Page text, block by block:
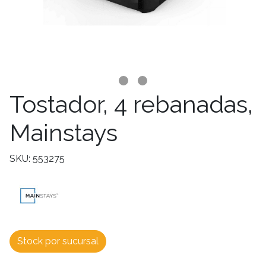
Tostador, 4 rebanadas,
Mainstays
SKU: 553275
Stock por sucursal